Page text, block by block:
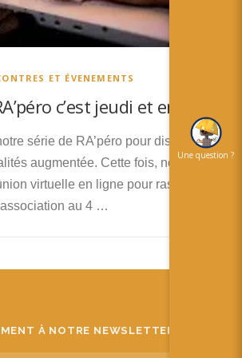
ET ÉVENEMENTS
c’est jeudi et en ligne !
série de RA’péro pour discuter des
augmentée. Cette fois, nous vous
virtuelle en ligne pour rassembler
au 4 …
À NOTRE NEWSLETTER
Une question ?